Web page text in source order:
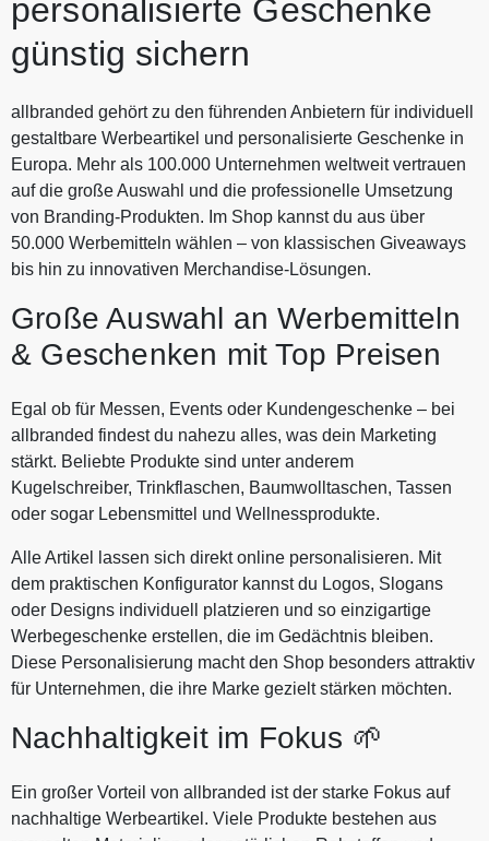
personalisierte Geschenke
günstig sichern
allbranded gehört zu den führenden Anbietern für individuell
gestaltbare Werbeartikel und personalisierte Geschenke in
Europa. Mehr als 100.000 Unternehmen weltweit vertrauen
auf die große Auswahl und die professionelle Umsetzung
von Branding-Produkten. Im Shop kannst du aus über
50.000 Werbemitteln wählen – von klassischen Giveaways
bis hin zu innovativen Merchandise-Lösungen.
Große Auswahl an Werbemitteln
& Geschenken mit Top Preisen
Egal ob für Messen, Events oder Kundengeschenke – bei
allbranded findest du nahezu alles, was dein Marketing
stärkt. Beliebte Produkte sind unter anderem
Kugelschreiber, Trinkflaschen, Baumwolltaschen, Tassen
oder sogar Lebensmittel und Wellnessprodukte.
Alle Artikel lassen sich direkt online personalisieren. Mit
dem praktischen Konfigurator kannst du Logos, Slogans
oder Designs individuell platzieren und so einzigartige
Werbegeschenke erstellen, die im Gedächtnis bleiben.
Diese Personalisierung macht den Shop besonders attraktiv
für Unternehmen, die ihre Marke gezielt stärken möchten.
Nachhaltigkeit im Fokus 🌱
Ein großer Vorteil von allbranded ist der starke Fokus auf
nachhaltige Werbeartikel. Viele Produkte bestehen aus